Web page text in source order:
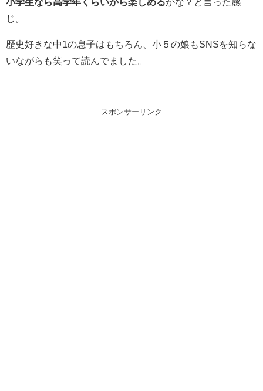
小学生なら高学年くらいから楽しめるかな？と言った感
じ。
歴史好きな中1の息子はもちろん、小５の娘もSNSを知らな
いながらも笑って読んでました。
スポンサーリンク